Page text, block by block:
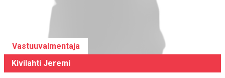
Vastuuvalmentaja
Kivilahti Jeremi